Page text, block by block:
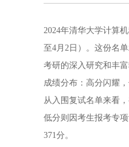
2024年清华大学计算
至4月2日）。这份名
考研的深入研究和丰
成绩分布：高分闪耀
从入围复试名单来看
低分则因考生报考专
371分。